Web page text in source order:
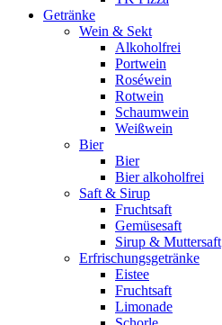
Getränke
Wein & Sekt
Alkoholfrei
Portwein
Roséwein
Rotwein
Schaumwein
Weißwein
Bier
Bier
Bier alkoholfrei
Saft & Sirup
Fruchtsaft
Gemüsesaft
Sirup & Muttersaft
Erfrischungsgetränke
Eistee
Fruchtsaft
Limonade